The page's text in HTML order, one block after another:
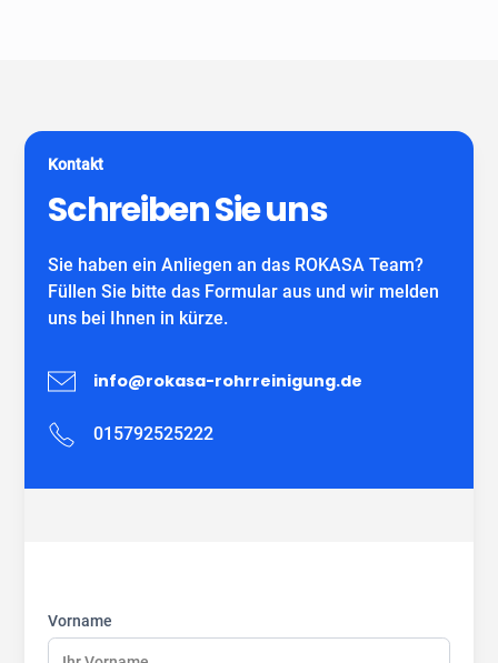
für Schlauchliner. Wir beraten Sie kostenfrei und
individuell nach Ihrem Bedürfnis.
Wir freuen uns auf Ihren Anruf!
Kontakt
Schreiben Sie uns
Sie haben ein Anliegen an das ROKASA Team?
Füllen Sie bitte das Formular aus und wir melden
uns bei Ihnen in kürze.
info@rokasa-rohrreinigung.de
015792525222
name:
name:
name:
Vorname